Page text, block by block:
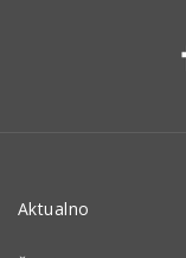
Aktualno